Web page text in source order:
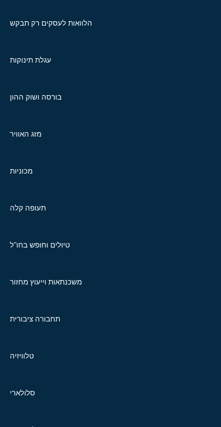
הלוואות לעסקים רק תבקש
עגלת תינוקות
בורסה ושוק ההון
מזג האוויר
מכוניות
תעופה קלה
טיולים וחופש בחו"ל
משכנתאות וייעוץ מחזור
תחבורה ציבורית
טלוויזיה
סלולארי